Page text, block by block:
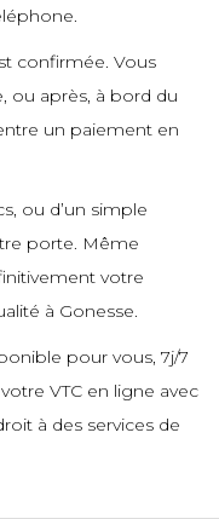
confirmée. Vous
ou après, à bord du
un paiement en
ou d’un simple
porte. Même
votre
à Gonesse.
pour vous, 7j/7
VTC en ligne avec
à des services de